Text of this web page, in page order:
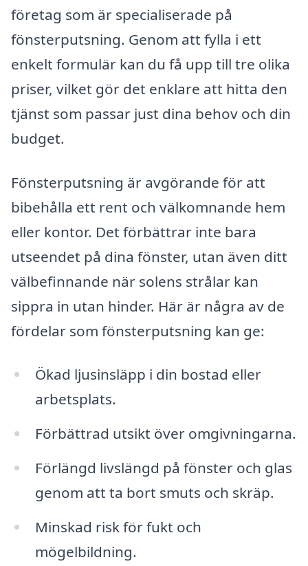
företag som är specialiserade på
fönsterputsning. Genom att fylla i ett
enkelt formulär kan du få upp till tre olika
priser, vilket gör det enklare att hitta den
tjänst som passar just dina behov och din
budget.
Fönsterputsning är avgörande för att
bibehålla ett rent och välkomnande hem
eller kontor. Det förbättrar inte bara
utseendet på dina fönster, utan även ditt
välbefinnande när solens strålar kan
sippra in utan hinder. Här är några av de
fördelar som fönsterputsning kan ge:
Ökad ljusinsläpp i din bostad eller
arbetsplats.
Förbättrad utsikt över omgivningarna.
Förlängd livslängd på fönster och glas
genom att ta bort smuts och skräp.
Minskad risk för fukt och
mögelbildning.